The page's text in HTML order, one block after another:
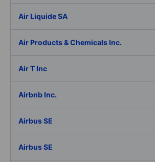
Air Liquide SA
Air Products & Chemicals Inc.
Air T Inc
Airbnb Inc.
Airbus SE
Airbus SE